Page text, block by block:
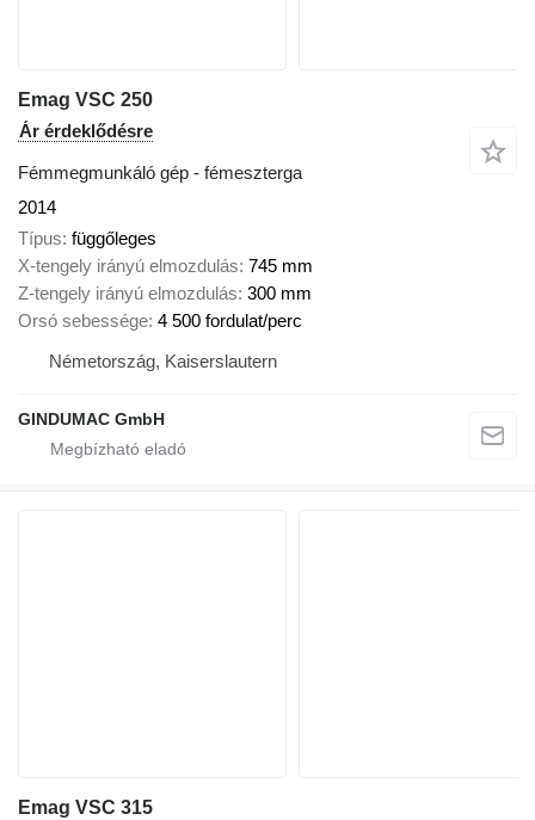
Emag VSC 250
Ár érdeklődésre
Fémmegmunkáló gép - fémeszterga
2014
Típus függőleges
X-tengely irányú elmozdulás 745 mm
Z-tengely irányú elmozdulás 300 mm
Orsó sebessége 4 500 fordulat/perc
Németország, Kaiserslautern
GINDUMAC GmbH
Emag VSC 315